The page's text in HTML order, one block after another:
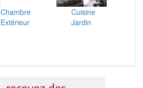
Chambre
Cuisine
Extérieur
Jardin